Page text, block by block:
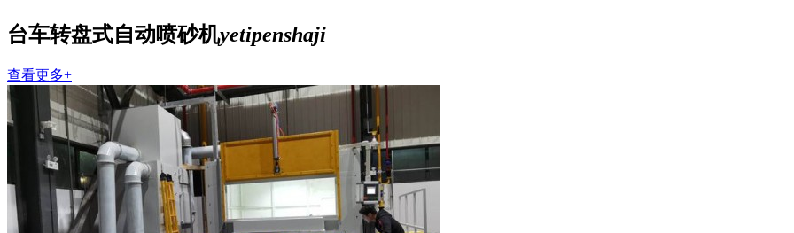
台车转盘式自动喷砂机yetipenshaji
查看更多+